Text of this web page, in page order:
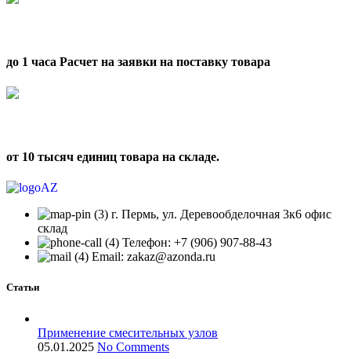
до 1 часа Расчет на заявки на поставку товара
от 10 тысяч единиц товара на складе.
г. Пермь, ул. Деревообделочная 3к6 офис
склад
Телефон: +7 (906) 907-88-43
Email: zakaz@azonda.ru
Статьи
Применение смесительных узлов
05.01.2025 No Comments